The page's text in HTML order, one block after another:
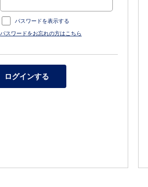
パスワードを表示する
パスワードをお忘れの方はこちら